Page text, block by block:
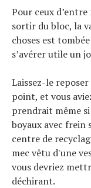
Pour ceux
sortir du bloc, la
choses est
s’avérer utile un
Laissez-le
point, et vous
prendrait même
boyaux avec frein
centre de
mec vêtu d'une
vous devriez
déchirant.